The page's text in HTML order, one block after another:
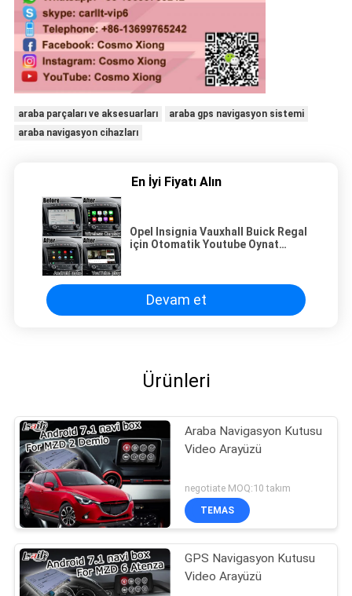
araba parçaları ve aksesuarları
araba gps navigasyon sistemi
araba navigasyon cihazları
En İyi Fiyatı Alın
Opel Insignia Vauxhall Buick Regal
için Otomatik Youtube Oynat
Devam et
Ürünleri
Araba Navigasyon Kutusu
Video Arayüzü
negotiate MOQ:10 takım
TEMAS
GPS Navigasyon Kutusu
Video Arayüzü